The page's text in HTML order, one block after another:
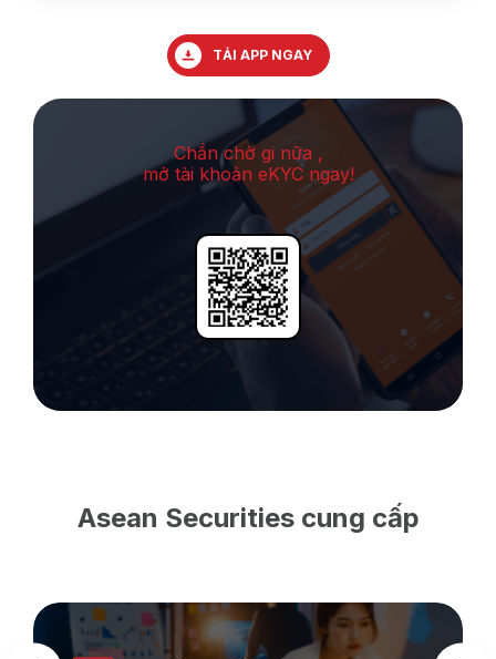
TẢI APP NGAY
Chần chờ gi nữa ,
mở tài khoản eKYC ngay!
Asean Securities cung cấp